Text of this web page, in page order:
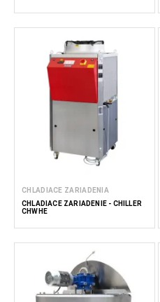
CHLADIACE ZARIADENIA
CHLADIACE ZARIADENIE - CHILLER
CHWHE